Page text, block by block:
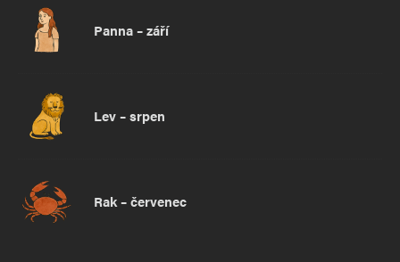
Panna – září
Lev – srpen
Rak – červenec